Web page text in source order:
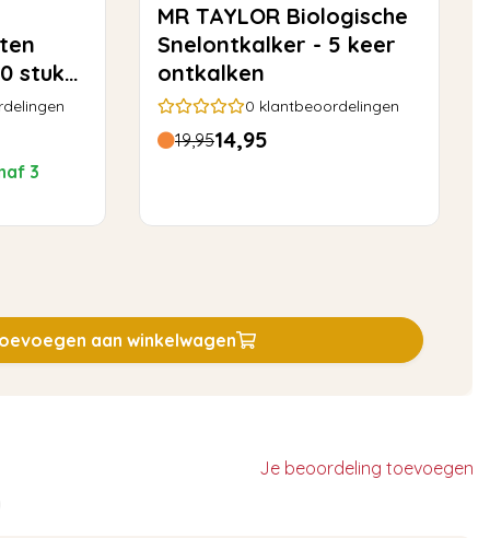
stuks
3
MR TAYLOR Biologische
Snelontkalker - 5 keer
ontkalken
0 klantbeoordelingen
19,9514,95
aan winkelwagen
Je beoordeling toevoegen